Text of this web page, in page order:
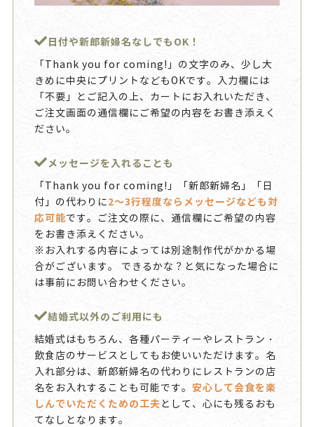
日付や新郎新婦名なしでもOK！
「Thank you for coming!」の文字のみ、少し大
きめに中央にプリントなどもOKです。入力欄には
「不要」とご記入の上、カートにお入れいただき、
ご注文画面の通信欄にご希望の内容をお書き添えく
ださい。
メッセージを入れることも
「Thank you for coming!」「新郎新婦名」「日
付」の代わりに2～3行程度ならメッセージなども対
応可能です。ご注文の際に、通信欄にご希望の内容
をお書き添えください。
※お入れする内容によっては別途制作代がかかる場
合がございます。 できるかな？と気になった場合に
は事前にお問い合わせください。
結婚式以外のご利用にも
結婚式はもちろん、各種パーティーやレストラン・
飲食店のサービスとしてもお使いいただけます。名
入れ部分は、新郎新婦名の代わりにレストランの店
名をお入れすることも可能です。 安心して会食を楽
しんでいただくための工夫として、心にも残るおも
てなしとなります。